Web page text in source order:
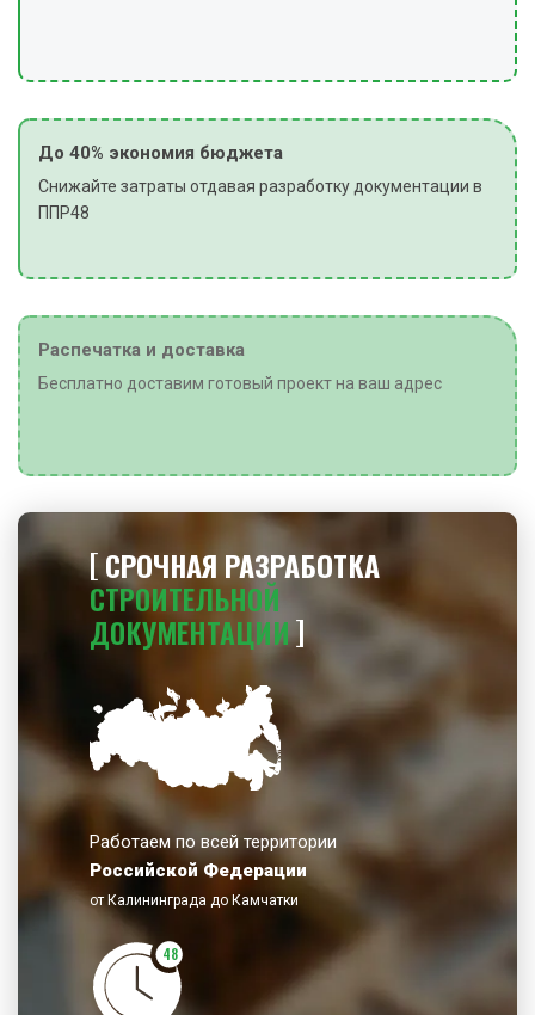
До 40% экономия бюджета
Снижайте затраты отдавая разработку документации в
ППР48
Распечатка и доставка
Бесплатно доставим готовый проект на ваш адрес
СРОЧНАЯ РАЗРАБОТКА
СТРОИТЕЛЬНОЙ
ДОКУМЕНТАЦИИ
Работаем по всей территории
Российской Федерации
от Калининграда до Камчатки
48